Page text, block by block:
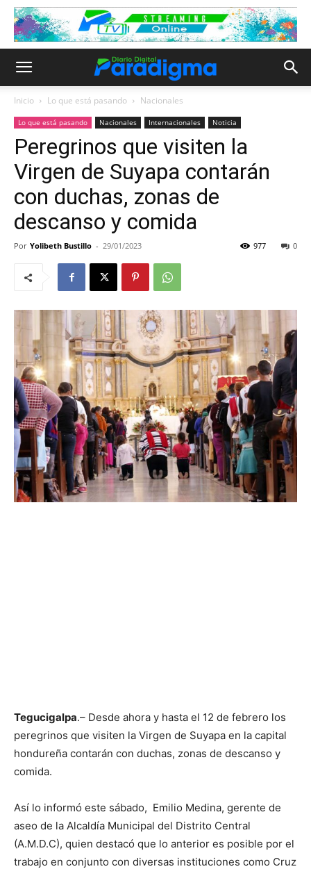
Inicio Lo que está pasando Nacionales
Lo que está pasando Nacionales Internacionales Noticia
Peregrinos que visiten la
Virgen de Suyapa contarán
con duchas, zonas de
descanso y comida
Por Yolibeth Bustillo - 29/01/2023 0
977
Tegucigalpa.– Desde ahora y hasta el 12 de febrero los
peregrinos que visiten la Virgen de Suyapa en la capital
hondureña contarán con duchas, zonas de descanso y
comida.
Así lo informó este sábado, Emilio Medina, gerente de
aseo de la Alcaldía Municipal del Distrito Central
(A.M.D.C), quien destacó que lo anterior es posible por el
trabajo en conjunto con diversas instituciones como Cruz